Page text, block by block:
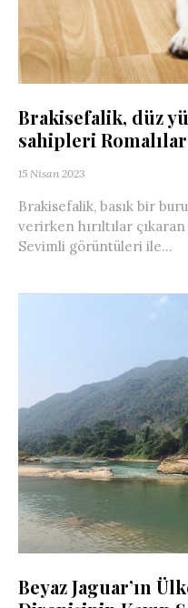
Brakisefalik, düz
sahipleri
15 Nisan 2023
Brakisefalik, basık bir
verirken hırıltılar
Sevimli görüntüleri ile...
Beyaz Jaguar’ın